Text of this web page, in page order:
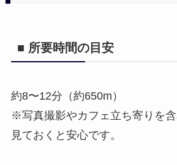
■ 所要時間の目安
約8〜12分（約650m）
※写真撮影やカフェ立ち寄りを
見ておくと安心です。